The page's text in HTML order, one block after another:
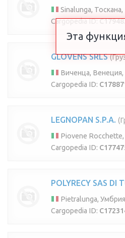
Sinalunga,
Cargopedia ID:
GLOVENS SRLS
Виченца,
Cargopedia ID:
LEGNOPAN S.P.A.
Piovene
Cargopedia ID:
POLYRECY SAS DI
Pietralunga,
Cargopedia ID:
Эта